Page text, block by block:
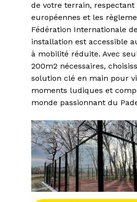
de votre terrain, respectant
européennes et les
Fédération Internationale
installation est accessible
à mobilité réduite. Avec
200m2 nécessaires,
solution clé en main pour
moments ludiques et
monde passionnant du